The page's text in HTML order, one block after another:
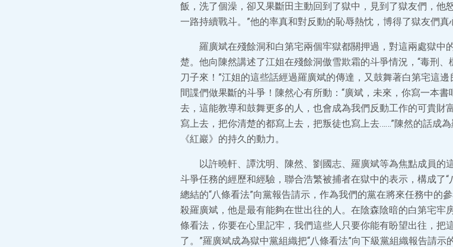
飯，洗了個澡，卻又果斷田主動回到了獄中，見到了獄友們，他
一路持續戰斗。”他的率真和對反動的恥辱熱忱，博得了獄友們真
羅廣斌在殘餘洞和白第宅兩個牢獄都關押過，對這兩處獄中
楚。他向陳然講述了江姐在殘餘洞傲雪欺霜的斗爭情況，“毒刑、
刀子來！”江姐的這些話經過羅廣斌的傳達，又鼓舞著白第宅這
間諜們做果斷的斗爭！陳然心有所動：“廣斌，未來，你寫一本
去，這能教導和鼓舞更多的人，也會成為我們反動工作的可貴財
寫上去，把你清楚的都寫上去，把叛徒也寫上去……”陳然的話成
《紅巖》的持久的動力。
以許曉軒、譚沈明、陳然、劉國志、羅廣斌等為焦點成員的
斗爭任務的經歷和經驗，聯合浩繁被捕者在獄中的表示，構成了
總結的“八條看法”向黨報告請示，作為我們的黨在將來任務中的
殺羅廣斌，他是最有能夠在世出往的人。在陰森陰暗的白第宅牢
條看法，你要在心里記牢，我們這些人只要你能有盼望出往，把
了。”羅廣斌成為獄中黨組織把“八條看法”向下級黨組織報告請